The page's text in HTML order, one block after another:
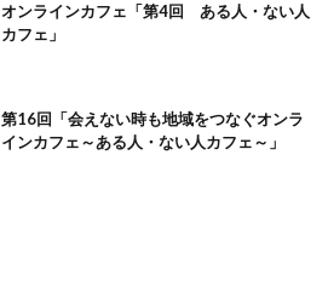
オンラインカフェ「第4回 ある人・ない人
カフェ」
第16回「会えない時も地域をつなぐオンラ
インカフェ～ある人・ない人カフェ～」